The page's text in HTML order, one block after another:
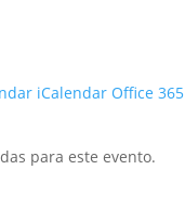
iCalendar Office 365
para este evento.